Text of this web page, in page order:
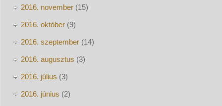
2016. november(15)
2016. október(9)
2016. szeptember(14)
2016. augusztus (3)
2016. július (3)
2016. június (2)